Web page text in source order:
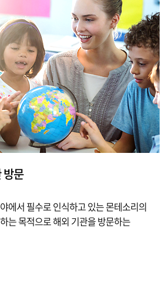
방문
에서 필수로 인식하고 있는 몬테소리의
는 목적으로 해외 기관을 방문하는